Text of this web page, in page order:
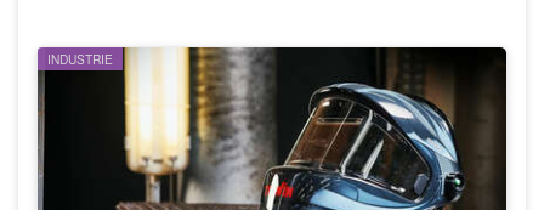
INDUSTRIE